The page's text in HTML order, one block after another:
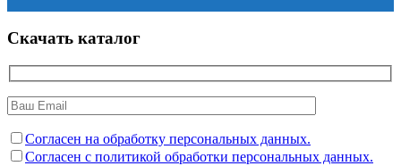
Скачать каталог
Согласен на обработку персональных данных.
Согласен с политикой обработки персональных данных.